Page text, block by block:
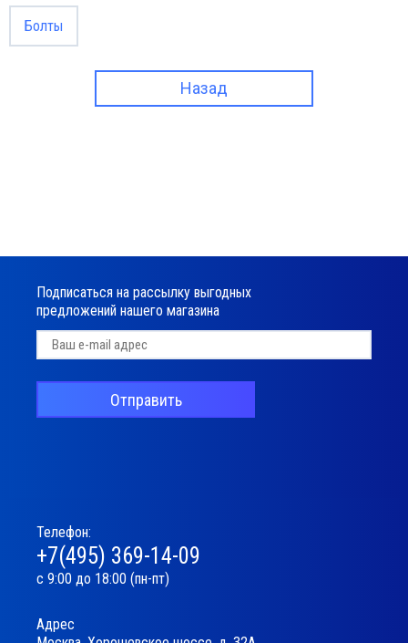
Болты
Назад
Телефон:
+7(495) 369-14-09
с 9:00 до 18:00 (пн-пт)
Адрес
Подписаться на рассылку выгодных
предложений нашего магазина
Отправить